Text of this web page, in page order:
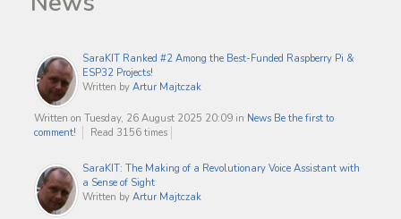
SaraKIT Ranked #2 Among the Best-Funded Raspberry Pi &
ESP32 Projects!
Written by Artur Majtczak
Written on Tuesday, 26 August 2025 20:09 in News Be the first to
comment!
Read 3156 times
SaraKIT: The Making of a Revolutionary Voice Assistant with
a Sense of Sight
Written by Artur Majtczak